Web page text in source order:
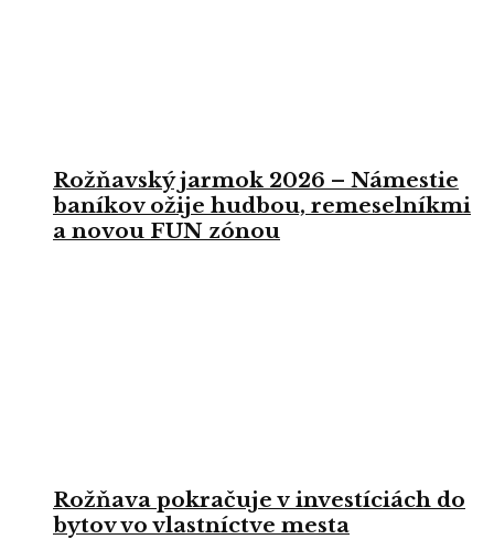
Rožňavský jarmok 2026 – Námestie
baníkov ožije hudbou, remeselníkmi
a novou FUN zónou
Rožňava pokračuje v investíciách do
bytov vo vlastníctve mesta